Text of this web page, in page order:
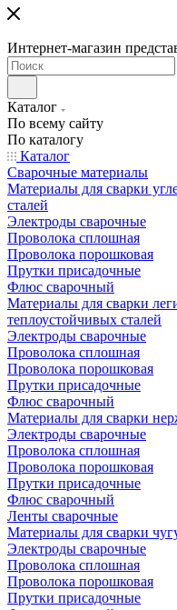
Интернет-магазин
Каталог
По всему сайту
По каталогу
Каталог
Сварочные материалы
Материалы для сварки
сталей
Электроды сварочные
Проволока сплошная
Проволока порошковая
Прутки присадочные
Флюс сварочный
Материалы для сварки
теплоустойчивых сталей
Электроды сварочные
Проволока сплошная
Проволока порошковая
Прутки присадочные
Флюс сварочный
Материалы для сварки
Электроды сварочные
Проволока сплошная
Проволока порошковая
Прутки присадочные
Флюс сварочный
Ленты сварочные
Материалы для сварки
Электроды сварочные
Проволока сплошная
Проволока порошковая
Прутки присадочные